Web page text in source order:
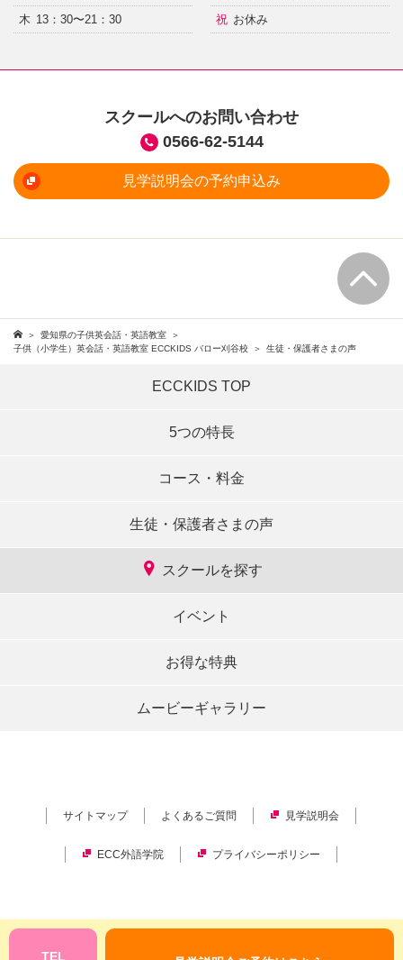
TEL
木 13：30〜21：30
祝 お休み
スクールへのお問い合わせ
0566-62-5144
見学説明会の予約申込み
愛知県の子供英会話・英語教室
子供（小学生）英会話・英語教室 ECCKIDS バロー刈谷校
生徒・保護者さまの声
ECCKIDS TOP
5つの特長
コース・料金
生徒・保護者さまの声
スクールを探す
イベント
お得な特典
ムービーギャラリー
サイトマップ よくあるご質問 見学説明会
ECC外語学院 プライバシーポリシー
All rights reserved.